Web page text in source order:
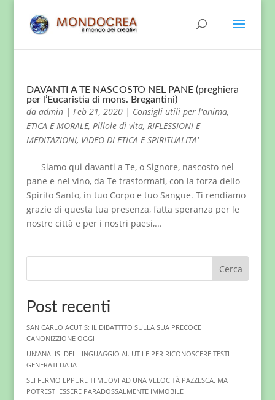
DAVANTI A TE NASCOSTO NEL PANE (preghiera
per l’Eucaristia di mons. Bregantini)
da admin| Feb 21, 2020| Consigli utili per l'anima,
ETICA E MORALE, Pillole di vita, RIFLESSIONI E
MEDITAZIONI, VIDEO DI ETICA E SPIRITUALITA'
Siamo qui davanti a Te, o Signore, nascosto nel
pane e nel vino, da Te trasformati, con la forza dello
Spirito Santo, in tuo Corpo e tuo Sangue. Ti rendiamo
grazie di questa tua presenza, fatta speranza per le
nostre città e per i nostri paesi,...
Cerca
Post recenti
SAN CARLO ACUTIS: IL DIBATTITO SULLA SUA PRECOCE
CANONIZZIONE OGGI
UN’ANALISI DEL LINGUAGGIO AI. UTILE PER RICONOSCERE TESTI
GENERATI DA IA
SEI FERMO EPPURE TI MUOVI AD UNA VELOCITÀ PAZZESCA. MA
POTRESTI ESSERE PARADOSSALMENTE IMMOBILE